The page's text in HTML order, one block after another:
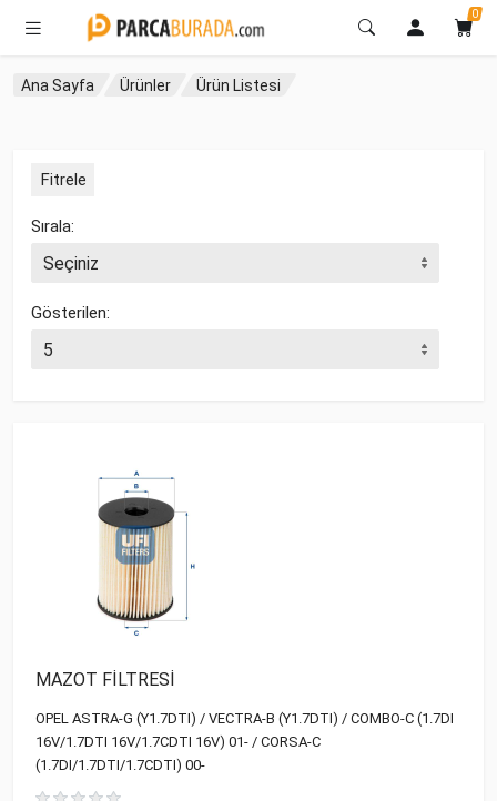
0
Ana Sayfa Ürünler Ürün Listesi
Fitrele
Sırala:
Gösterilen:
MAZOT FİLTRESİ
OPEL ASTRA-G (Y1.7DTI) / VECTRA-B (Y1.7DTI) / COMBO-C (1.7DI
16V/1.7DTI 16V/1.7CDTI 16V) 01- / CORSA-C
(1.7DI/1.7DTI/1.7CDTI) 00-